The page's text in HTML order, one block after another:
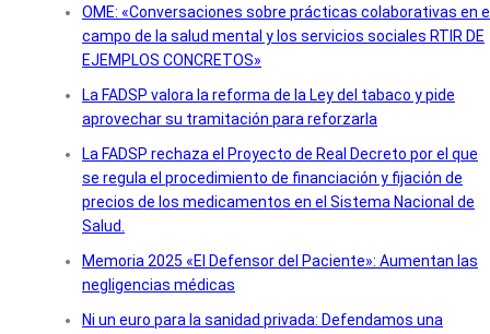
OME: «Conversaciones sobre prácticas colaborativas en
campo de la salud mental y los servicios sociales RTIR DE
EJEMPLOS CONCRETOS»
La FADSP valora la reforma de la Ley del tabaco y pide
aprovechar su tramitación para reforzarla
La FADSP rechaza el Proyecto de Real Decreto por el que
se regula el procedimiento de financiación y fijación de
precios de los medicamentos en el Sistema Nacional de
Salud.
Memoria 2025 «El Defensor del Paciente»: Aumentan las
negligencias médicas
Ni un euro para la sanidad privada: Defendamos una